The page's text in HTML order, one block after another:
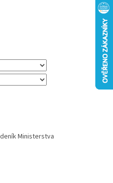
Ministerstva